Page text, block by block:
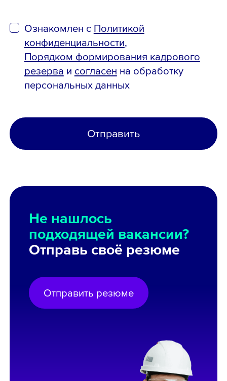
Ознакомлен с Политикой
конфиденциальности,
Порядком формирования кадрового
резерва и согласен на обработку
персональных данных
Отправить
Не нашлось
подходящей вакансии?
Отправь своё резюме
Отправить резюме